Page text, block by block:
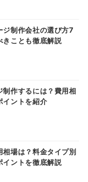
ジ制作会社の選び方7
きことも徹底解説
作するには？費用相
イントを紹介
場は？料金タイプ別
イントを徹底解説